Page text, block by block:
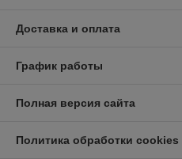
Доставка и оплата
График работы
Полная версия сайта
Политика обработки cookies